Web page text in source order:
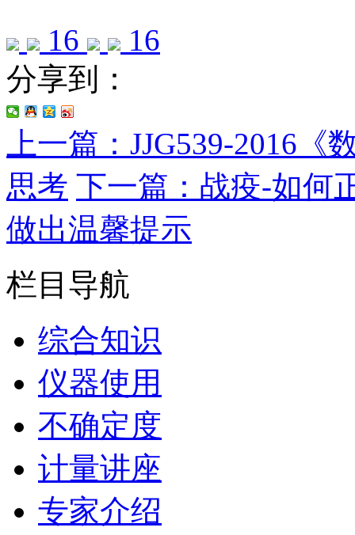
16
16
分享到：
上一篇：JJG539-2016
思考 下一篇：战疫-如何
做出温馨提示
栏目导航
综合知识
仪器使用
不确定度
计量讲座
专家介绍